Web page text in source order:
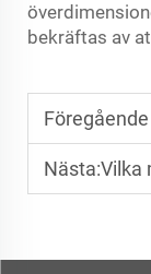
bekräftas av
Föregående
Nästa:Vilka